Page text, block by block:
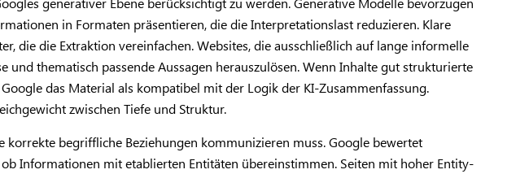
in Formaten präsentieren, die die Interpretationslast reduzieren. Klare
die die Extraktion vereinfachen. Websites, die ausschließlich auf lange informelle
und thematisch passende Aussagen herauszulösen. Wenn Inhalte gut strukturierte
das Material als kompatibel mit der Logik der KI-Zusammenfassung.
zwischen Tiefe und Struktur.
begriffliche Beziehungen kommunizieren muss. Google bewertet
Informationen mit etablierten Entitäten übereinstimmen. Seiten mit hoher Entity-